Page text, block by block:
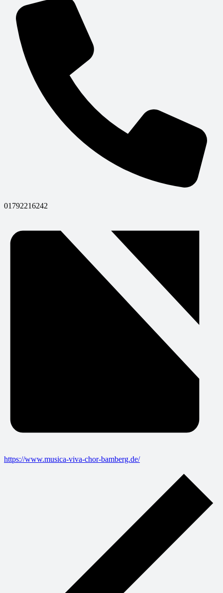
01792216242
https://www.musica-viva-chor-bamberg.de/